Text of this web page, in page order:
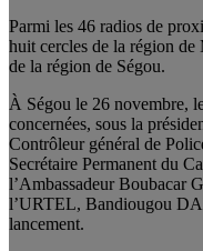
Parmi les 46 radios de
huit cercles de la région de
de la région de Ségou.
À Ségou le 26 novembre,
concernées, sous la
Contrôleur général de
Secrétaire Permanent du
l’Ambassadeur Boubacar
l’URTEL, Bandiougou
lancement.